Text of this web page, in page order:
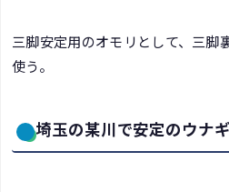
三脚安定用のオモリとして、三脚
使う。
埼玉の某川で安定のウナ